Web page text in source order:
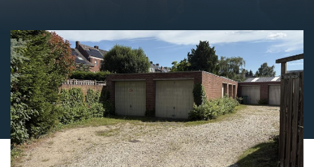
VERZEKERINGEN
NIEUWS & MEDIA
REVIEWS
AANBOD